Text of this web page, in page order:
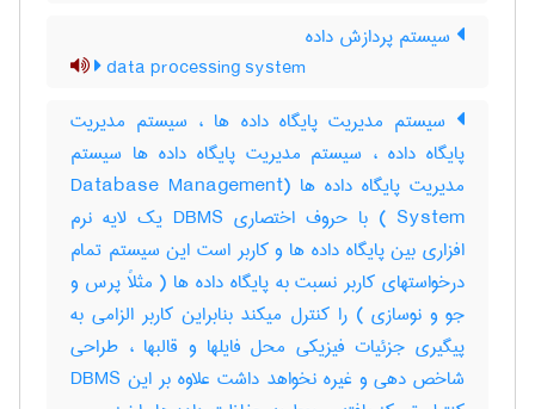
سیستم پردازش داده
data processing system
سیستم مدیریت پایگاه داده ها ، سیستم مدیریت
پایگاه داده ، سیستم مدیریت پایگاه داده ها سیستم
مدیریت پایگاه داده ها (Database Management
System ) با حروف اختصاری DBMS یک لایه نرم
افزاری بین پایگاه داده ها و کاربر است این سیستم تمام
درخواستهای کاربر نسبت به پایگاه داده ها ( مثلاً پرس و
جو و نوسازی ) را کنترل میکند بنابراین کاربر الزامی به
پیگیری جزئیات فیزیکی محل فایلها و قالبها ، طراحی
شاخص دهی و غیره نخواهد داشت علاوه بر این DBMS